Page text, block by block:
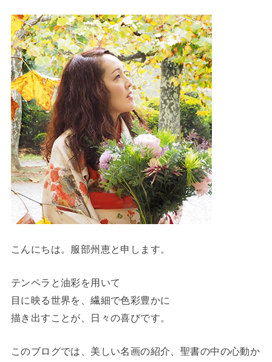
こんにちは。服部州恵と申します。
テンペラと油彩を用いて
目に映る世界を、繊細で色彩豊かに
描き出すことが、日々の喜びです。
このブログでは、美しい名画の紹介、聖書の中の心動か